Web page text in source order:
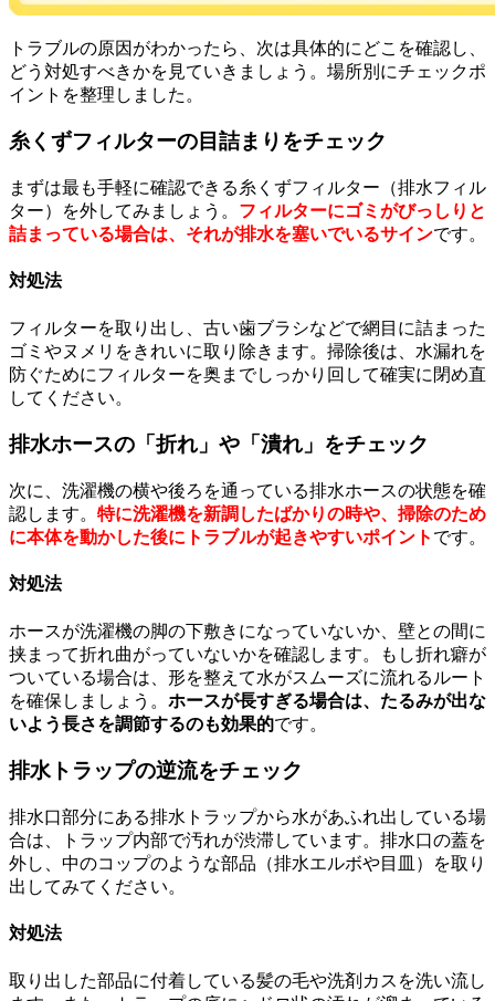
トラブルの原因がわかったら、次は具体的にどこを確認し、
どう対処すべきかを見ていきましょう。場所別にチェックポ
イントを整理しました。
糸くずフィルターの目詰まりをチェック
まずは最も手軽に確認できる糸くずフィルター（排水フィル
ター）を外してみましょう。 フィルターにゴミがびっしりと
詰まっている場合は、それが排水を塞いでいるサインです。
対処法
フィルターを取り出し、古い歯ブラシなどで網目に詰まった
ゴミやヌメリをきれいに取り除きます。掃除後は、水漏れを
防ぐためにフィルターを奥までしっかり回して確実に閉め直
してください。
排水ホースの「折れ」や「潰れ」をチェック
次に、洗濯機の横や後ろを通っている排水ホースの状態を確
認します。 特に洗濯機を新調したばかりの時や、掃除のため
に本体を動かした後にトラブルが起きやすいポイント です。
対処法
ホースが洗濯機の脚の下敷きになっていないか、壁との間に
挟まって折れ曲がっていないかを確認します。もし折れ癖が
ついている場合は、形を整えて水がスムーズに流れるルート
を確保しましょう。 ホースが長すぎる場合は、たるみが出な
いよう長さを調節するのも効果的です。
排水トラップの逆流をチェック
排水口部分にある排水トラップから水があふれ出している場
合は、トラップ内部で汚れが渋滞しています。排水口の蓋を
外し、中のコップのような部品（排水エルボや目皿）を取り
出してみてください。
対処法
取り出した部品に付着している髪の毛や洗剤カスを洗い流し